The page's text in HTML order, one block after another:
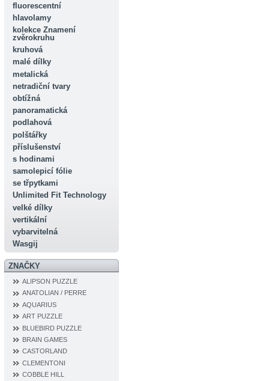
fluorescentní
hlavolamy
kolekce Znamení
zvěrokruhu
kruhová
malé dílky
metalická
netradiční tvary
obtížná
panoramatická
podlahová
polštářky
příslušenství
s hodinami
samolepicí fólie
se třpytkami
Unlimited Fit Technology
velké dílky
vertikální
vybarvitelná
Wasgij
ZNAČKY
ALIPSON PUZZLE
ANATOLIAN / PERRE
AQUARIUS
ART PUZZLE
BLUEBIRD PUZZLE
BRAIN GAMES
CASTORLAND
CLEMENTONI
COBBLE HILL